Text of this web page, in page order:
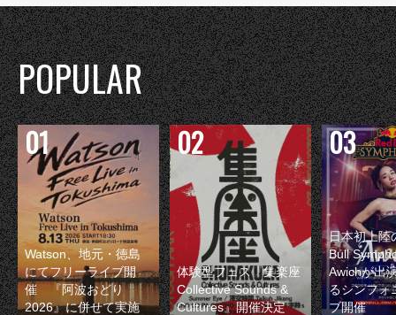
POPULAR
Watson、地元・徳島
にてフリーライブ開
催 『阿波おどり
2026』に併せて実施
体験型フェス『集楽座
Collective Sounds &
Cultures』開催決定
日本初上陸
Bull
Awichが出
るシンフォ
ブ開催